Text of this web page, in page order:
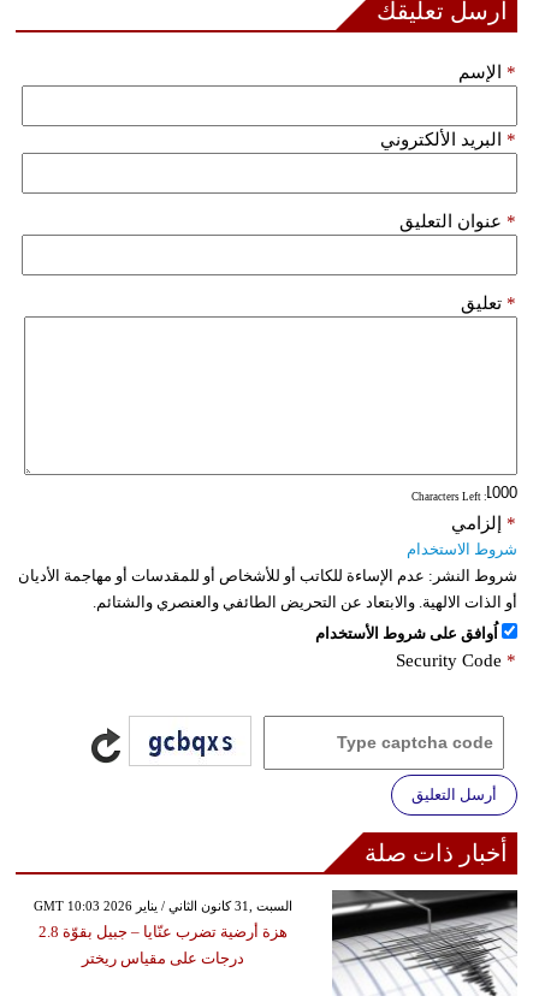
أرسل تعليقك
الإسم *
البريد الألكتروني *
عنوان التعليق *
تعليق *
: Characters Left
إلزامي *
شروط الاستخدام
شروط النشر: عدم الإساءة للكاتب أو للأشخاص أو للمقدسات أو مهاجمة الأديان
أو الذات الالهية. والابتعاد عن التحريض الطائفي والعنصري والشتائم.
اُوافق على شروط الأستخدام
Security Code *
أرسل التعليق
أخبار ذات صلة
GMT 10:03 2026 السبت ,31 كانون الثاني / يناير
هزة أرضية تضرب عنّايا – جبيل بقوّة 2.8
درجات على مقياس ريختر